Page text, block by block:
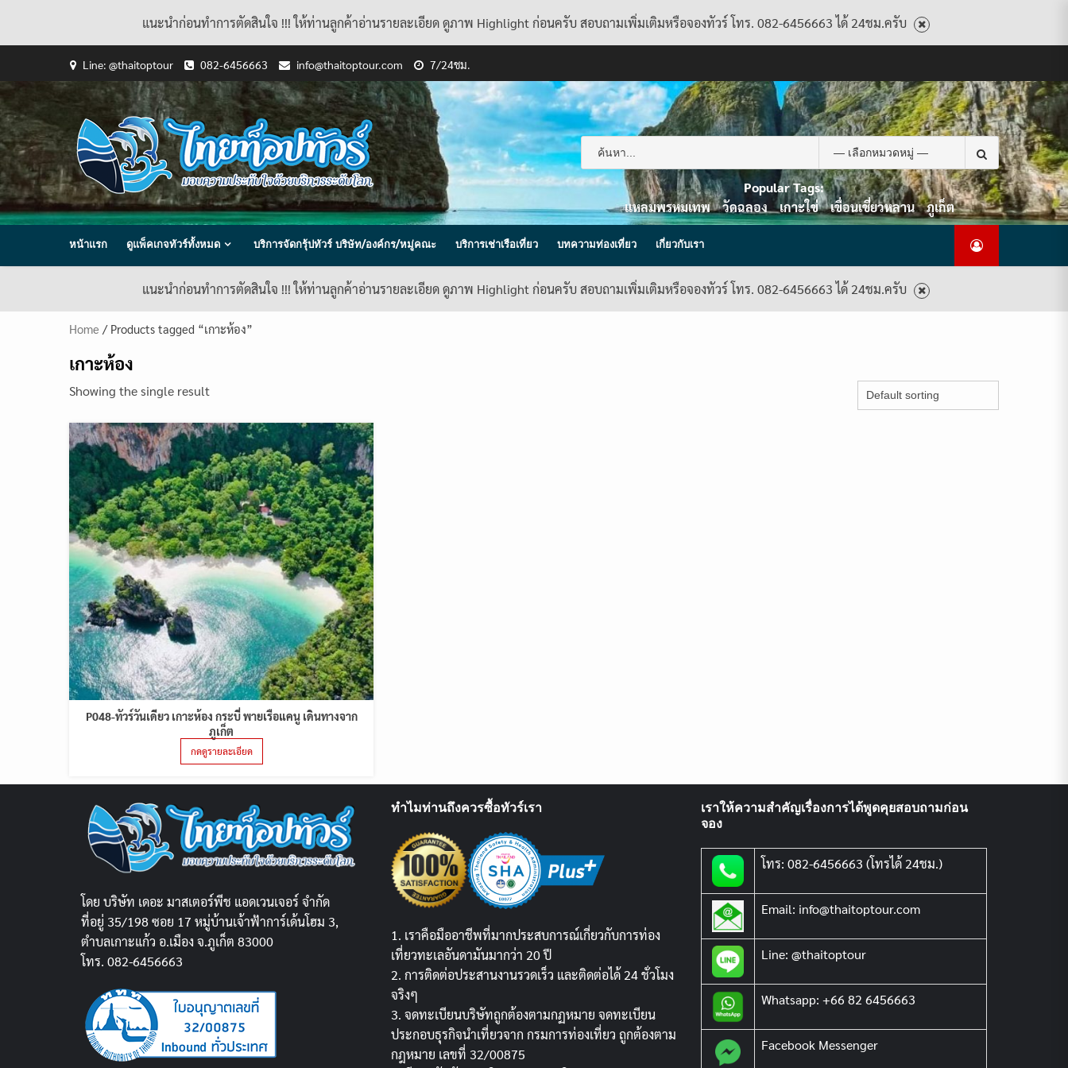
แนะนำก่อนทำการตัดสินใจ !!! ให้ท่านลูกค้าอ่านรายละเอียด ดูภาพ Highlight ก่อนครับ สอบถามเพิ่มเติมหรือจองทัวร์ โทร. 082-6456663 ได้ 24ชม.ครับ
content
Line: @thaitoptour 082-6456663 info@thaitoptour.com 7/24ชม.
USACCOUNT
POLICY
AND
CONDITIONS
แพ็คเกจ
ทัวร์
ทั้งหมด
ต้อนรับ
สู่
ไทย
ท็อป
ทัวร์
กับ
เรา
ทัวร์
ทั้งหมด
Search
for:
Popular Tags:
แหลมพรหมเทพ
วัดฉลอง เกาะใข่ เขื่อนเชี่ยวหลาน ภูเก็ต
หน้าแรก ดูแพ็คเกจทัวร์ทั้งหมด บริการจัดกรุ้ปทัวร์ บริษัท/องค์กร/หมู่คณะ บริการเช่าเรือเที่ยว บทความท่องเที่ยว เกี่ยวกับเรา
แนะนำก่อนทำการตัดสินใจ !!! ให้ท่านลูกค้าอ่านรายละเอียด ดูภาพ Highlight ก่อนครับ สอบถามเพิ่มเติมหรือจองทัวร์ โทร. 082-6456663 ได้ 24ชม.ครับ
Home / Products tagged “เกาะห้อง”
เกาะห้อง
Showing the single result
P048-ทัวร์วันเดียว เกาะห้อง กระบี่ พายเรือแคนู เดินทางจาก
ภูเก็ต
กดดูรายละเอียด
โดย บริษัท เดอะ มาสเตอร์พีช แอดเวนเจอร์ จำกัด
ที่อยู่ 35/198 ซอย 17 หมู่บ้านเจ้าฟ้าการ์เด้นโฮม 3,
ตำบลเกาะแก้ว อ.เมือง จ.ภูเก็ต 83000
โทร. 082-6456663
ทำไมท่านถึงควรซื้อทัวร์เรา
1. เราคือมืออาชีพที่มากประสบการณ์เกี่ยวกับการท่อง
เที่ยวทะเลอันดามันมากว่า 20 ปี
2. การติดต่อประสานงานรวดเร็ว และติดต่อได้ 24 ชั่วโมง
จริงๆ
3. จดทะเบียนบริษัทถูกต้องตามกฏหมาย จดทะเบียน
ประกอบธุรกิจนำเที่ยวจาก กรมการท่องเที่ยว ถูกต้องตาม
กฎหมาย เลขที่ 32/00875
เราให้ความสำคัญเรื่องการได้พูดคุยสอบถามก่อน
จอง
โทร: 082-6456663 (โทรได้ 24ชม.)
Email: info@thaitoptour.com
Line: @thaitoptour
Whatsapp: +66 82 6456663
Facebook Messenger